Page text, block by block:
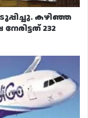
കഴിഞ്ഞ
232